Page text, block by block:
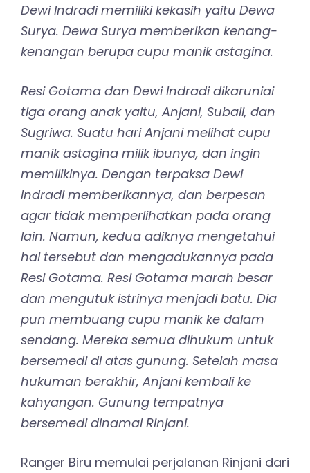
Dewi Indradi memiliki kekasih yaitu Dewa
Surya. Dewa Surya memberikan kenang-
kenangan berupa cupu manik astagina.
Resi Gotama dan Dewi Indradi dikaruniai
tiga orang anak yaitu, Anjani, Subali, dan
Sugriwa. Suatu hari Anjani melihat cupu
manik astagina milik ibunya, dan ingin
memilikinya. Dengan terpaksa Dewi
Indradi memberikannya, dan berpesan
agar tidak memperlihatkan pada orang
lain. Namun, kedua adiknya mengetahui
hal tersebut dan mengadukannya pada
Resi Gotama. Resi Gotama marah besar
dan mengutuk istrinya menjadi batu. Dia
pun membuang cupu manik ke dalam
sendang. Mereka semua dihukum untuk
bersemedi di atas gunung. Setelah masa
hukuman berakhir, Anjani kembali ke
kahyangan. Gunung tempatnya
bersemedi dinamai Rinjani.
Ranger Biru memulai perjalanan Rinjani dari